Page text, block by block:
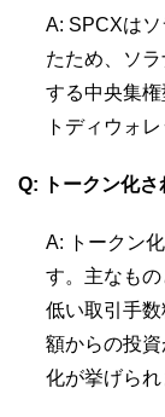
A: SPCXは
たため、ソ
する中央集
トディウォ
Q: トークン化さ
A: トークン
す。主なもの
低い取引手
額からの投
化が挙げられ